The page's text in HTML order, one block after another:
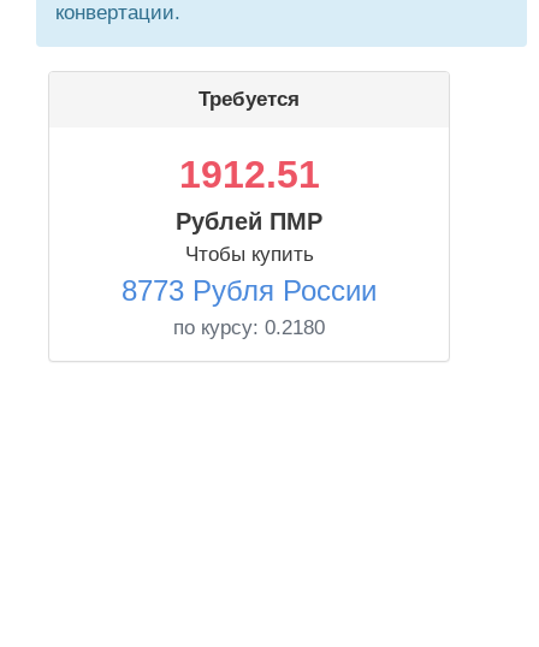
конвертации.
Требуется
1912.51
Рублей ПМР
Чтобы купить
8773 Рубля России
по курсу: 0.2180